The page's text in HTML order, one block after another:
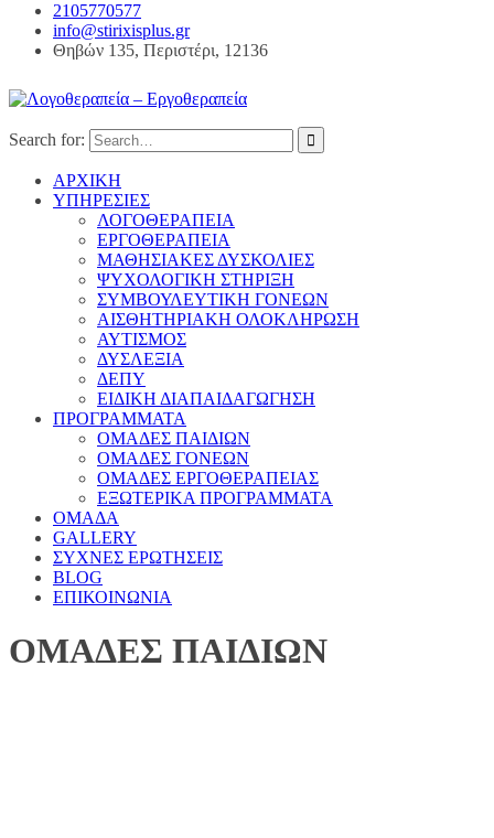
2105770577
info@stirixisplus.gr
Θηβών 135, Περιστέρι, 12136
Search for:
ΑΡΧΙΚΗ
ΥΠΗΡΕΣΙΕΣ
ΛΟΓΟΘΕΡΑΠΕΙΑ
ΕΡΓΟΘΕΡΑΠΕΙΑ
ΜΑΘΗΣΙΑΚΕΣ ΔΥΣΚΟΛΙΕΣ
ΨΥΧΟΛΟΓΙΚΗ ΣΤΗΡΙΞΗ
ΣΥΜΒΟΥΛΕΥΤΙΚΗ ΓΟΝΕΩΝ
ΑΙΣΘΗΤΗΡΙΑΚΗ ΟΛΟΚΛΗΡΩΣΗ
ΑΥΤΙΣΜΟΣ
ΔΥΣΛΕΞΙΑ
ΔΕΠΥ
ΕΙΔΙΚΗ ΔΙΑΠΑΙΔΑΓΩΓΗΣΗ
ΠΡΟΓΡΑΜΜΑΤΑ
ΟΜΑΔΕΣ ΠΑΙΔΙΩΝ
ΟΜΑΔΕΣ ΓΟΝΕΩΝ
ΟΜΑΔΕΣ ΕΡΓΟΘΕΡΑΠΕΙΑΣ
ΕΞΩΤΕΡΙΚΑ ΠΡΟΓΡΑΜΜΑΤΑ
ΟΜΑΔΑ
GALLERY
ΣΥΧΝΕΣ ΕΡΩΤΗΣΕΙΣ
BLOG
ΕΠΙΚΟΙΝΩΝΙΑ
ΟΜΑΔΕΣ ΠΑΙΔΙΩΝ